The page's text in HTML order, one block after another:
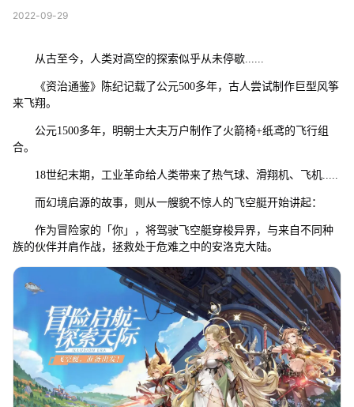
2022-09-29
从古至今，人类对高空的探索似乎从未停歇......
《资治通鉴》陈纪记载了公元500多年，古人尝试制作巨型风筝
来飞翔。
公元1500多年，明朝士大夫万户制作了火箭椅+纸鸢的飞行组
合。
18世纪末期，工业革命给人类带来了热气球、滑翔机、飞机.....
而幻境启源的故事，则从一艘貌不惊人的飞空艇开始讲起：
作为冒险家的「你」，将驾驶飞空艇穿梭异界，与来自不同种
族的伙伴并肩作战，拯救处于危难之中的安洛克大陆。